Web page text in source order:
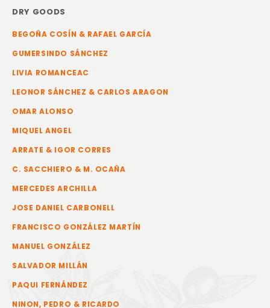
DRY GOODS
BEGOÑA COSÍN & RAFAEL GARCÍA
GUMERSINDO SÁNCHEZ
LIVIA ROMANCEAC
LEONOR SÁNCHEZ & CARLOS ARAGON
OMAR ALONSO
MIQUEL ANGEL
ARRATE & IGOR CORRES
C. SACCHIERO & M. OCAÑA
MERCEDES ARCHILLA
JOSE DANIEL CARBONELL
FRANCISCO GONZÁLEZ MARTÍN
MANUEL GONZÁLEZ
SALVADOR MILLÁN
PAQUI FERNÁNDEZ
NINON, PEDRO & RICARDO